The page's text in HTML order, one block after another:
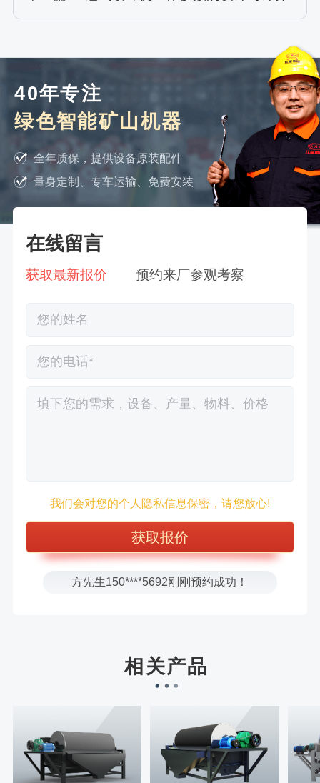
40年专注
绿色智能矿山机器
全年质保，提供设备原装配件
量身定制、专车运输、免费安装
在线留言
获取最新报价 预约来厂参观考察
我们会对您的个人隐私信息保密，请您放心!
张先生156****2060刚刚预约成功！
张先生131****7997刚刚预约成功！
方先生150****5692刚刚预约成功！
徐先生132****0391刚刚预约成功！
相关产品